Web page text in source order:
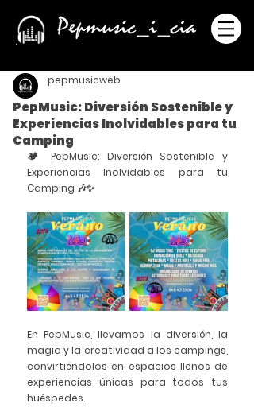
PepMusic: Diversión Sostenible y
Experiencias Inolvidables para tu
Camping
pepmusicweb
🏕️ PepMusic: Diversión Sostenible y
Experiencias Inolvidables para tu
Camping 🎶✨
En PepMusic , llevamos la diversión, la
magia y la creatividad a los campings,
convirtiéndolos en espacios llenos de
experiencias únicas para todos tus
huéspedes.